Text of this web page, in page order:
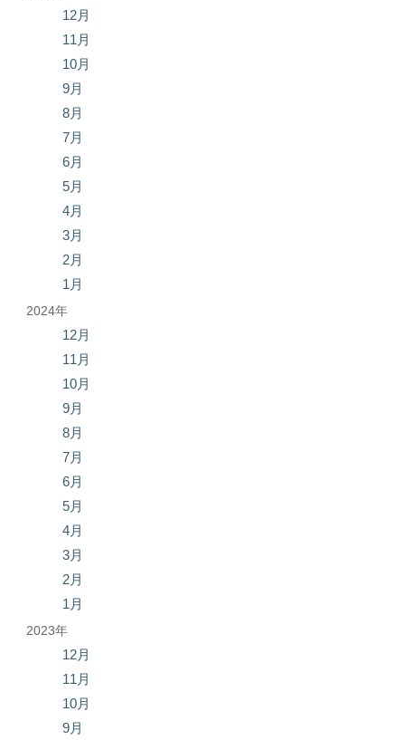
12月
11月
10月
9月
8月
7月
6月
5月
4月
3月
2月
1月
2024年
12月
11月
10月
9月
8月
7月
6月
5月
4月
3月
2月
1月
2023年
12月
11月
10月
9月